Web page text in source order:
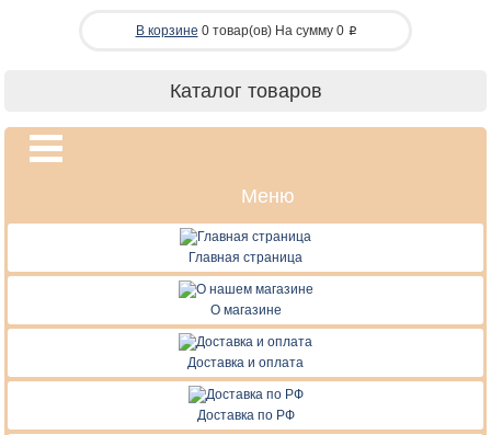
В корзине 0 товар(ов) На сумму 0
Каталог товаров
Меню
Главная страница
О магазине
Доставка и оплата
Доставка по РФ